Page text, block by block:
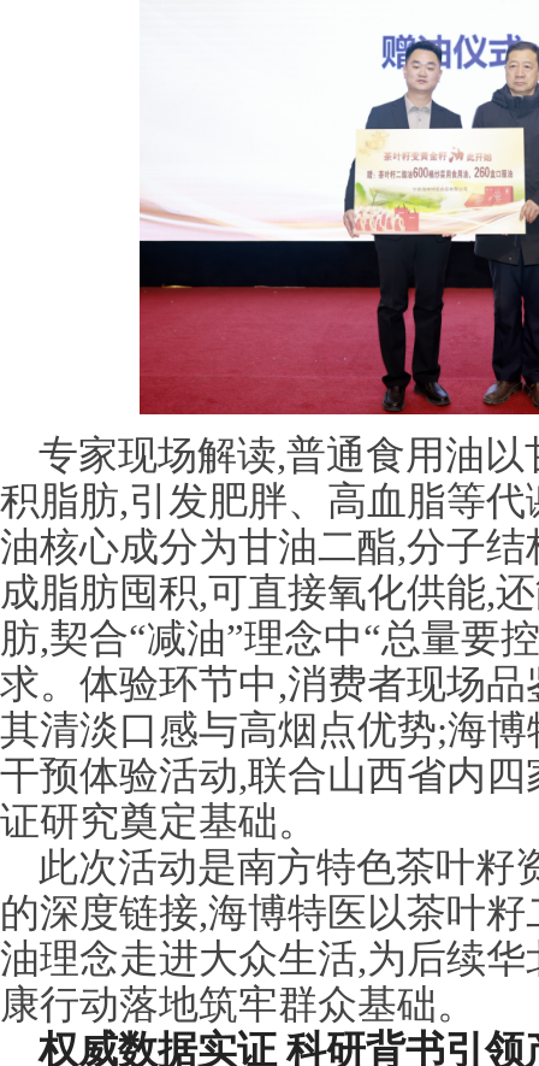
专家现场解读,普通食用油
积脂肪,引发肥胖、高血脂等
油核心成分为甘油二酯,分子
成脂肪囤积,可直接氧化供能,
肪,契合“减油”理念中“总量要
求。体验环节中,消费者现场
其清淡口感与高烟点优势;海
干预体验活动,联合山西省内
证研究奠定基础。
此次活动是南方特色茶叶籽
的深度链接,海博特医以茶叶
油理念走进大众生活,为后续
康行动落地筑牢群众基础。
权威数据实证 科研背书引领